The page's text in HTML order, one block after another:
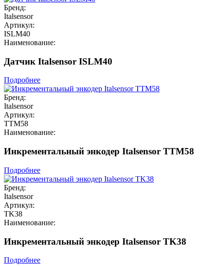
Бренд:
Italsensor
Артикул:
ISLM40
Наименование:
Датчик Italsensor ISLM40
Подробнее
Бренд:
Italsensor
Артикул:
TTM58
Наименование:
Инкрементальный энкодер Italsensor TTM58
Подробнее
Бренд:
Italsensor
Артикул:
TK38
Наименование:
Инкрементальный энкодер Italsensor TK38
Подробнее